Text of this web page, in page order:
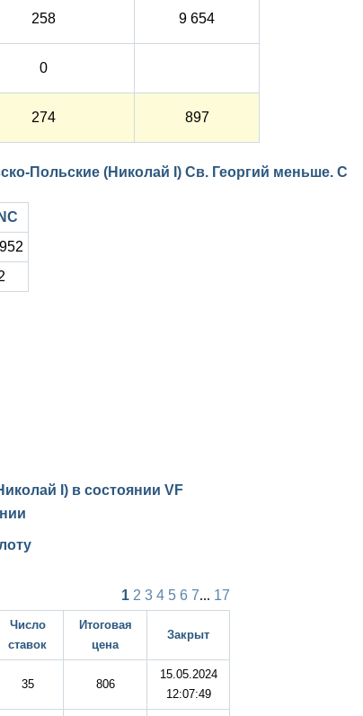
258 9 654
0
274 897
Польские (Николай I) Св. Георгий меньше. С
I) в состоянии VF
1 2 3 4 5 6 7... 17
Число
ставок
Итоговая
цена
Закрыт
35 806
15.05.2024
12:07:49